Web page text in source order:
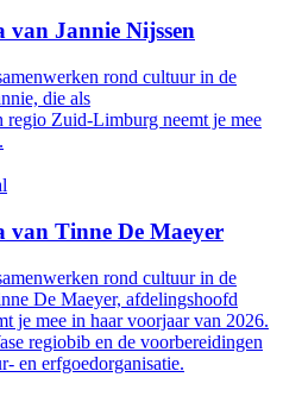
Jannie Nijssen
rond cultuur in de
die als
Zuid-Limburg neemt je mee
Tinne De Maeyer
rond cultuur in de
De Maeyer, afdelingshoofd
je mee in haar voorjaar van 2026.
regiobib en de voorbereidingen
en erfgoedorganisatie.